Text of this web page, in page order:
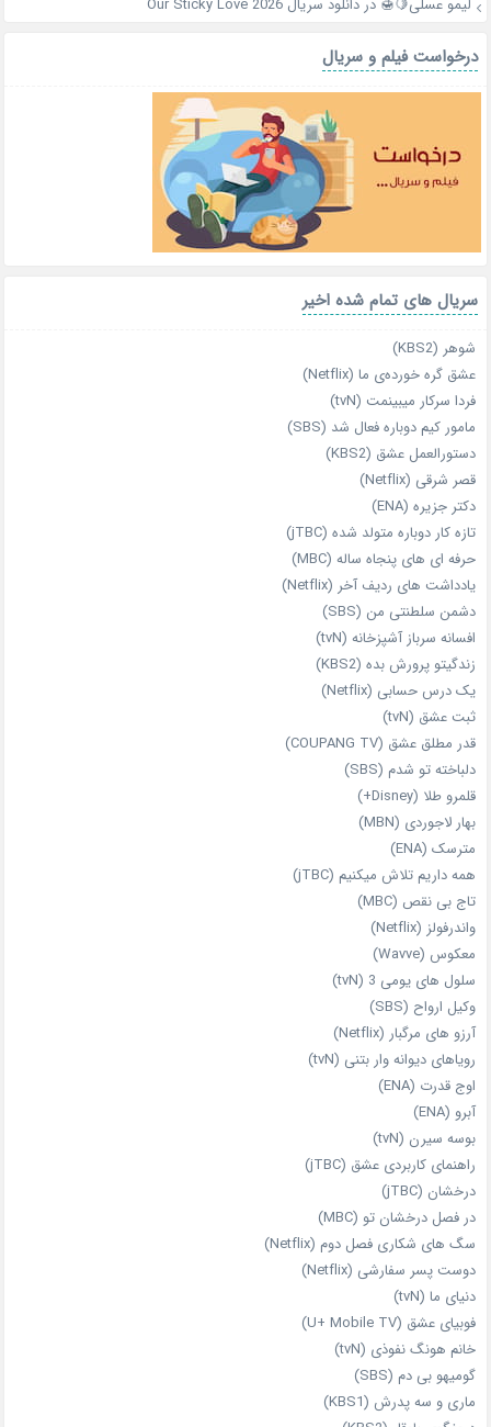
لیمو عسلی🍋🍯 دردانلود سریال Our Sticky Love 2026
درخواست فیلم و سریال
سریال های تمام شده اخیر
شوهر (KBS2)
عشق گره خورده‌ی ما (Netflix)
فردا سرکار میبینمت (tvN)
مامور کیم دوباره فعال شد (SBS)
دستورالعمل عشق (KBS2)
قصر شرقی (Netflix)
دکتر جزیره (ENA)
تازه‌ کار دوباره‌ متولد شده (jTBC)
حرفه‌ ای‌ های پنجاه‌ ساله (MBC)
یادداشت‌ های ردیف آخر (Netflix)
دشمن سلطنتی من (SBS)
افسانه سرباز آشپزخانه (tvN)
زندگیتو پرورش بده (KBS2)
یک درس حسابی (Netflix)
ثبت عشق (tvN)
قدر مطلق عشق (COUPANG TV)
دلباخته تو شدم (SBS)
قلمرو طلا (Disney+)
بهار لاجوردی (MBN)
مترسک (ENA)
همه داریم تلاش میکنیم (jTBC)
تاج بی‌ نقص (MBC)
واندرفولز (Netflix)
معکوس (Wavve)
سلول های یومی 3 (tvN)
وکیل ارواح (SBS)
آرزو های مرگبار (Netflix)
رویاهای دیوانه‌ وار بتنی (tvN)
اوج قدرت (ENA)
آبرو (ENA)
بوسه سیرن (tvN)
راهنمای کاربردی عشق (jTBC)
درخشان (jTBC)
در فصل درخشان تو (MBC)
سگ های شکاری فصل دوم (Netflix)
دوست‌ پسر سفارشی (Netflix)
دنیای ما (tvN)
فوبیای عشق (U+ Mobile TV)
خانم هونگ نفوذی (tvN)
گومیهو بی دم (SBS)
ماری و سه پدرش (KBS1)